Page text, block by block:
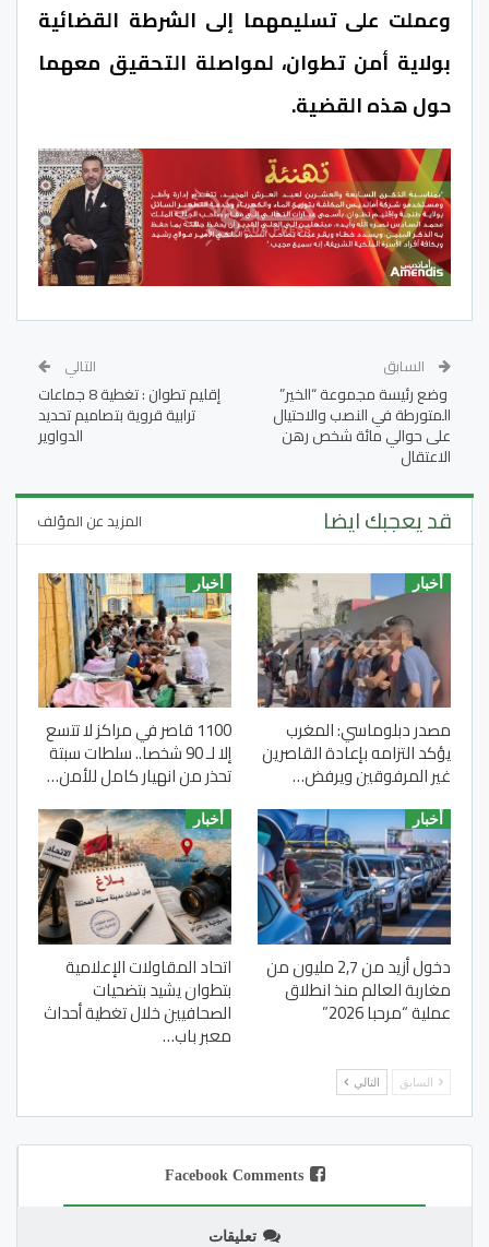
وعملت علىتسليمهما إلى الشرطة القضائية
بولاية أمن تطوان، لمواصلة التحقيق معهما
حول هذه القضية.
السابق
وضع رئيسة مجموعة “الخير”
المتورطة في النصب والاحتيال
على حوالي مائة شخص رهن
الاعتقال
التالي
إقليم تطوان : تغطية 8 جماعات
ترابية قروية بتصاميم تحديد
الدواوير
قد يعجبك ايضا المزيد عن المؤلف
أخبار
مصدر دبلوماسي: المغرب
يؤكد التزامه بإعادة القاصرين
غير المرفوقين ويرفض…
أخبار
1100 قاصر في مراكز لا تتسع
إلا لـ 90 شخصا.. سلطات سبتة
تحذر من انهيار كامل للأمن…
أخبار
دخول أزيد من 2,7 مليون من
مغاربة العالم منذ انطلاق
عملية “مرحبا 2026”
أخبار
اتحاد المقاولات الإعلامية
بتطوان يشيد بتضحيات
الصحافيين خلال تغطية أحداث
معبر باب…
السابق التالي
Facebook Comments
تعليقات